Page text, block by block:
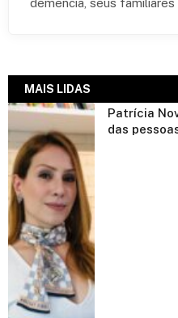
demência, seus
MAIS LIDAS
Patrícia
das